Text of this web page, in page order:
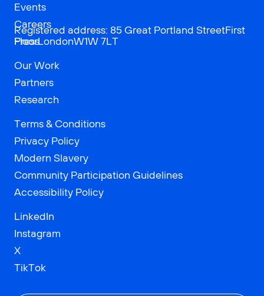
Events
Careers
Press
Our Work
Partners
Research
Terms & Conditions
Privacy Policy
Modern Slavery
Community Participation Guidelines
Accessibility Policy
LinkedIn
Instagram
X
TikTok
Registered address: 85 Great Portland StreetFirst
FloorLondonW1W 7LT